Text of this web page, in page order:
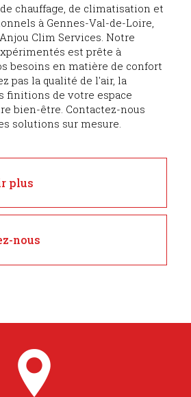
chauffage, de climatisation et
à Gennes-Val-de-Loire,
Clim Services. Notre
est prête à
besoins en matière de confort
pas la qualité de l'air, la
finitions de votre espace
bien-être. Contactez-nous
solutions sur mesure.
plus
nous